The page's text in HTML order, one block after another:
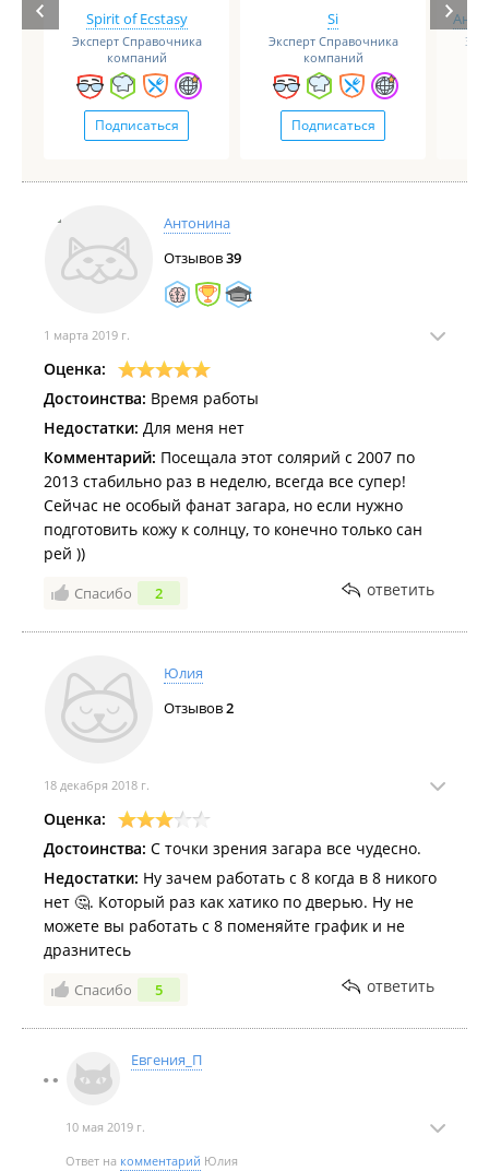
Spirit of Ecstasy
Эксперт Справочника
компаний
Подписаться
Si
Эксперт Справочника
компаний
Подписаться
Антонина
Отзывов39
1 марта 2019 г.
Оценка:
Достоинства: Время работы
Недостатки: Для меня нет
Комментарий: Посещала этот солярий с 2007 по
2013 стабильно раз в неделю, всегда все супер!
Сейчас не особый фанат загара, но если нужно
подготовить кожу к солнцу, то конечно только сан
рей ))
Спасибо 2 ответить
Юлия
Отзывов2
18 декабря 2018 г.
Оценка:
Достоинства: С точки зрения загара все чудесно.
Недостатки: Ну зачем работать с 8 когда в 8 никого
нет 🤔. Который раз как хатико по дверью. Ну не
можете вы работать с 8 поменяйте график и не
дразнитесь
Спасибо 5 ответить
Евгения_П
10 мая 2019 г.
Ответ на комментарий Юлия